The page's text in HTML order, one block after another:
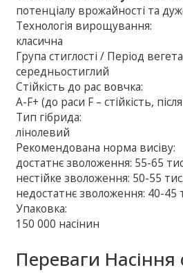
потенціалу врожайності та
Технологія вирощування:
класична
Група стиглості / Період
середньостиглий
Стійкість до рас вовчка:
A-F+ (до раси F – стійкість,
Тип гібрида:
лінолевий
Рекомендована норма висіву:
достатнє зволоження: 55-65
нестійке зволоження: 50-55
недостатнє зволоження: 40-45
Упаковка:
150 000 насінин
Переваги